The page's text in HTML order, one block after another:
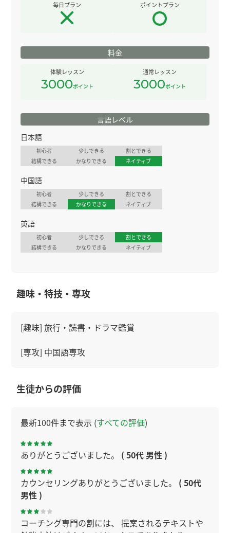
毎日プラン ポイントプラン
料金
体験レッスン
3000ポイント
通常レッスン
3000ポイント
言語レベル
日本語
初心者 少しできる
割とできる
結構できる
かなりできる ネイティブ
中国語
初心者 少しできる
割とできる
結構できる
かなりできる ネイティブ
英語
初心者 少しできる
割とできる
結構できる
かなりできる ネイティブ
趣味・特技・専攻
[趣味] 旅行・読書・ドラマ鑑賞
[専攻] 中国語専攻
生徒からの評価
最新100件まで表示 (すべての評価)
ありがとうございました。 ( 50代 男性 )
カウンセリングありがとうございました。 ( 50代
男性 )
コーチング専門の割には、 提案されるテキストや